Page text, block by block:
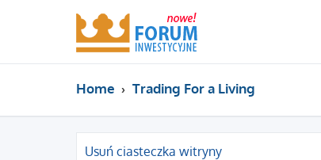
Home Trading For a Living
Usuń ciasteczka witryny